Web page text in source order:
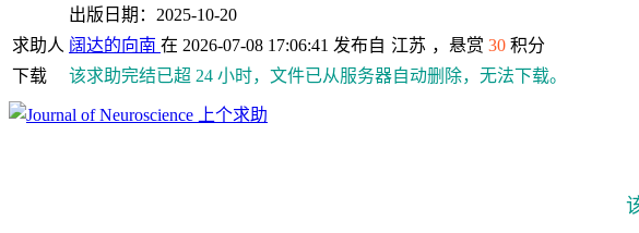
出版日期：2025-10-20
求助人 阔达的向南 在 2026-07-08 17:06:41 发布自 江苏 ，悬赏 30 积分
下载
该求助完结已超 24 小时，文件已从服务器自动删除，无法下载。
上个求助